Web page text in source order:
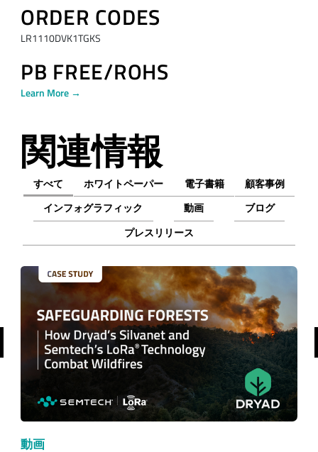
ORDER CODES
LR1110DVK1TGKS
PB FREE/ROHS
Learn More →
関連情報
すべて ホワイトペーパー 電子書籍
顧客事例
インフォグラフィック
動画
ブログ
プレスリリース
動画